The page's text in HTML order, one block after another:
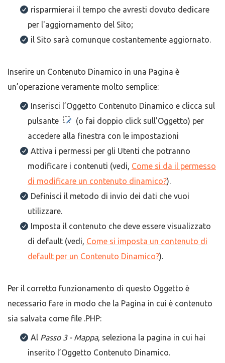
risparmierai il tempo che avresti dovuto dedicare
per l'aggiornamento del Sito;
il Sito sarà comunque costantemente aggiornato.
Inserire un Contenuto Dinamico in una Pagina è
un’operazione veramente molto semplice:
Inserisci l’Oggetto Contenuto Dinamico e clicca sul
pulsante
(o fai doppio click sull'Oggetto) per
accedere alla finestra con le impostazioni
Attiva i permessi per gli Utenti che potranno
modificare i contenuti (vedi, Come si da il permesso
di modificare un contenuto dinamico?).
Definisci il metodo di invio dei dati che vuoi
utilizzare.
Imposta il contenuto che deve essere visualizzato
di default (vedi, Come si imposta un contenuto di
default per un Contenuto Dinamico?).
Per il corretto funzionamento di questo Oggetto è
necessario fare in modo che la Pagina in cui è contenuto
sia salvata come file .PHP:
Al Passo 3 - Mappa, seleziona la pagina in cui hai
inserito l’Oggetto Contenuto Dinamico.